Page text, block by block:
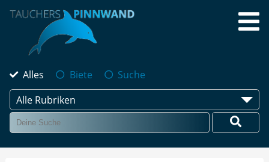
Alles Biete
Suche
Alle Rubriken